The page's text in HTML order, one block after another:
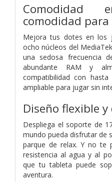
comodidad
Mejora tus dotes en los
ocho núcleos del
una sedosa frecuencia
abundante RAM y
compatibilidad con
ampliable para jugar sin
Diseño flexible
Despliega el soporte de
mundo pueda disfrutar de
parque de relax. Y no te
resistencia al agua y al
que tu tableta puede
aventura.